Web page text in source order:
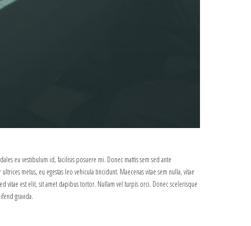
eu vestibulum id, facilisis posuere mi. Donec mattis sem sed ante
metus, eu egestas leo vehicula tincidunt. Maecenas vitae sem nulla, vitae
vitae est elit, sit amet dapibus tortor. Nullam vel turpis orci. Donec scelerisque
gravida.